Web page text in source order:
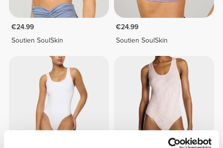
€24.99
Soutien SoulSkin
€24.99
Soutien SoulSkin